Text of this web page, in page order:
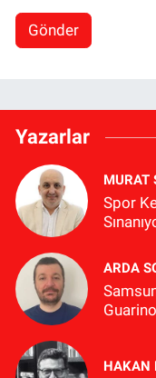
Gönder
Yazarlar
MURAT
Spor
ARDA
HAKAN